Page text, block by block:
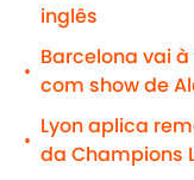
inglês
•
Barcelona vai
com show de
•
Lyon aplica
da Champions